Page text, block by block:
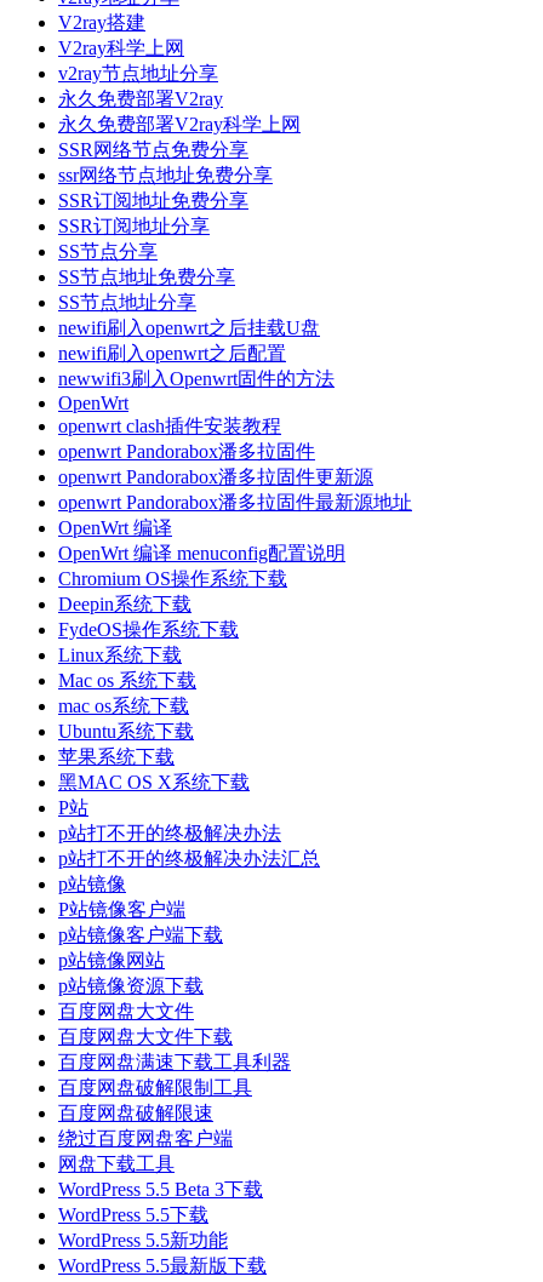
V2ray搭建
V2ray科学上网
v2ray节点地址分享
永久免费部署V2ray
永久免费部署V2ray科学上网
SSR网络节点免费分享
ssr网络节点地址免费分享
SSR订阅地址免费分享
SSR订阅地址分享
SS节点分享
SS节点地址免费分享
SS节点地址分享
newifi刷入openwrt之后挂载U盘
newifi刷入openwrt之后配置
newwifi3刷入Openwrt固件的方法
OpenWrt
openwrt clash插件安装教程
openwrt Pandorabox潘多拉固件
openwrt Pandorabox潘多拉固件更新源
openwrt Pandorabox潘多拉固件最新源地址
OpenWrt 编译
OpenWrt 编译 menuconfig配置说明
Chromium OS操作系统下载
Deepin系统下载
FydeOS操作系统下载
Linux系统下载
Mac os 系统下载
mac os系统下载
Ubuntu系统下载
苹果系统下载
黑MAC OS X系统下载
P站
p站打不开的终极解决办法
p站打不开的终极解决办法汇总
p站镜像
P站镜像客户端
p站镜像客户端下载
p站镜像网站
p站镜像资源下载
百度网盘大文件
百度网盘大文件下载
百度网盘满速下载工具利器
百度网盘破解限制工具
百度网盘破解限速
绕过百度网盘客户端
网盘下载工具
WordPress 5.5 Beta 3下载
WordPress 5.5下载
WordPress 5.5新功能
WordPress 5.5最新版下载